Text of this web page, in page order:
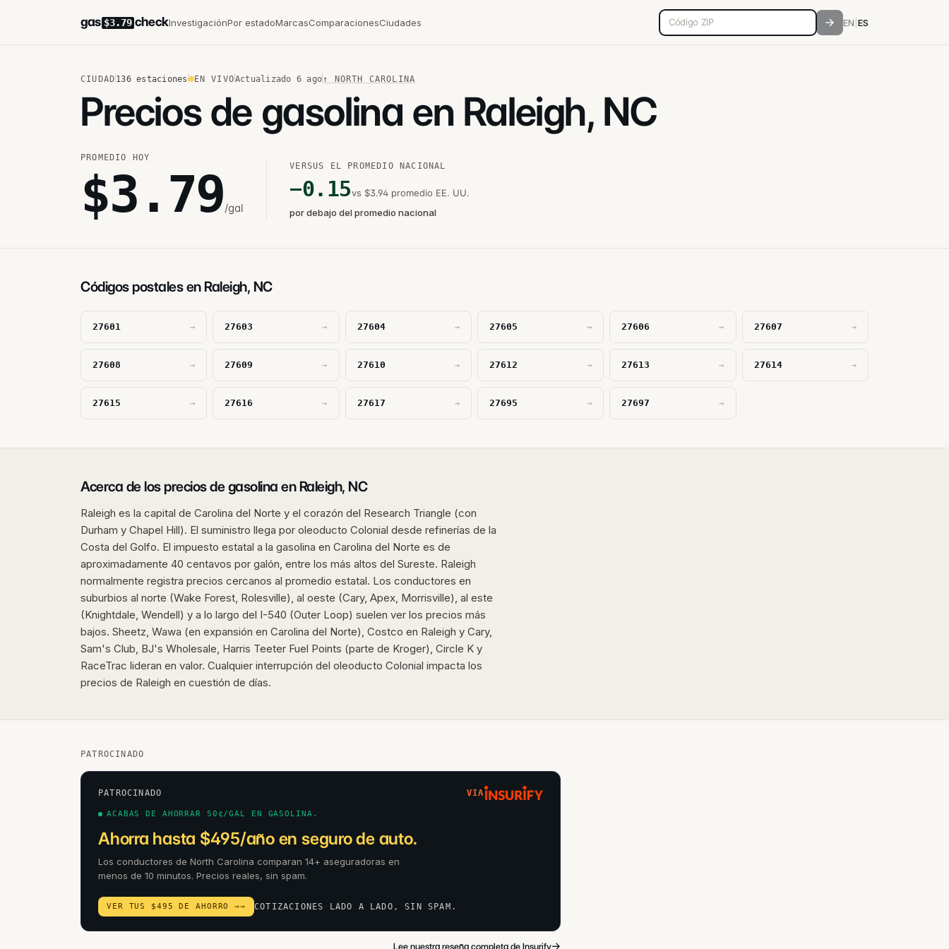
gas $3.79 checkInvestigaciónPor estadoMarcasComparacionesCiudades Código postal de 5 dígitos EN ES
CIUDAD 136 estaciones EN VIVOActualizado 6 ago ↑ NORTH CAROLINA
Precios de gasolina en Raleigh, NC
PROMEDIO HOY
$3.79/gal
VERSUS EL PROMEDIO NACIONAL
−0.15vs $3.94 promedio EE. UU.
por debajo del promedio nacional
Códigos postales en Raleigh, NC
27601 → 27603 → 27604 → 27605 → 27606 → 27607 →
27608 → 27609 → 27610 → 27612 → 27613 → 27614 →
27615 → 27616 → 27617 → 27695 → 27697 →
Acerca de los precios de gasolina en Raleigh, NC
Raleigh es la capital de Carolina del Norte y el corazón del Research Triangle (con
Durham y Chapel Hill). El suministro llega por oleoducto Colonial desde refinerías de la
Costa del Golfo. El impuesto estatal a la gasolina en Carolina del Norte es de
aproximadamente 40 centavos por galón, entre los más altos del Sureste. Raleigh
normalmente registra precios cercanos al promedio estatal. Los conductores en
suburbios al norte (Wake Forest, Rolesville), al oeste (Cary, Apex, Morrisville), al este
(Knightdale, Wendell) y a lo largo del I-540 (Outer Loop) suelen ver los precios más
bajos. Sheetz, Wawa (en expansión en Carolina del Norte), Costco en Raleigh y Cary,
Sam's Club, BJ's Wholesale, Harris Teeter Fuel Points (parte de Kroger), Circle K y
RaceTrac lideran en valor. Cualquier interrupción del oleoducto Colonial impacta los
precios de Raleigh en cuestión de días.
PATROCINADO
PATROCINADO VIA
ACABAS DE AHORRAR 50¢/GAL EN GASOLINA.
Ahorra hasta $495/año en seguro de auto.
Los conductores de North Carolina comparan 14+ aseguradoras en
menos de 10 minutos. Precios reales, sin spam.
VER TUS $495 DE AHORRO →→ COTIZACIONES LADO A LADO, SIN SPAM.
Lee nuestra reseña completa de Insurify→